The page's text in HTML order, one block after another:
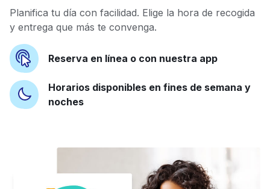
Planifica tu día con facilidad. Elige la hora de recogida
y entrega que más te convenga.
Reserva en línea o con nuestra app
Horarios disponibles en fines de semana y
noches